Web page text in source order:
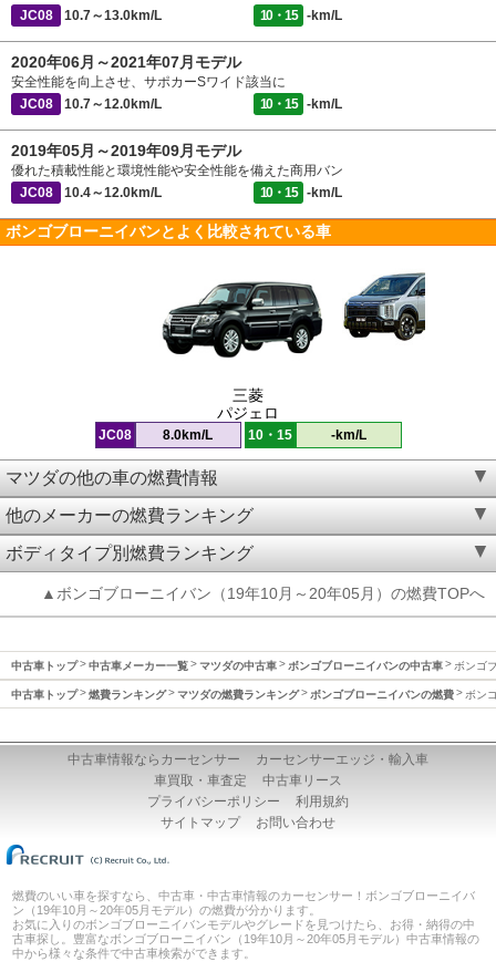
JC08 10.7～13.0km/L 10・15 -km/L
2020年06月～2021年07月モデル
安全性能を向上させ、サポカーSワイド該当に
JC08
10.7～12.0km/L 10・15 -km/L
2019年05月～2019年09月モデル
優れた積載性能と環境性能や安全性能を備えた商用バン
JC08
10.4～12.0km/L 10・15 -km/L
ボンゴブローニイバンとよく比較されている車
三菱
パジェロ
JC08 8.0km/L 10・15 -km/L
マツダの他の車の燃費情報
他のメーカーの燃費ランキング
ボディタイプ別燃費ランキング
▲ボンゴブローニイバン（19年10月～20年05月）の燃費TOPへ
中古車トップ 中古車メーカー一覧 マツダの中古車 ボンゴブローニイバンの中古車 ボンゴ
中古車トップ 燃費ランキング マツダの燃費ランキング ボンゴブローニイバンの燃費 ボン
中古車情報ならカーセンサー
カーセンサーエッジ・輸入車
車買取・車査定
中古車リース
プライバシーポリシー
利用規約
サイトマップ
お問い合わせ
燃費のいい車を探すなら、中古車・中古車情報のカーセンサー！ボンゴブローニイバ
ン（19年10月～20年05月モデル）の燃費が分かります。
お気に入りのボンゴブローニイバンモデルやグレードを見つけたら、お得・納得の中
古車探し。豊富なボンゴブローニイバン（19年10月～20年05月モデル）中古車情報の
中から様々な条件で中古車検索ができます。